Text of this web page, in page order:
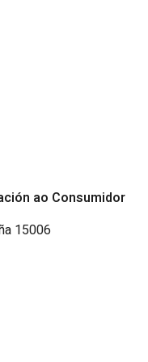
ao Consumidor
15006